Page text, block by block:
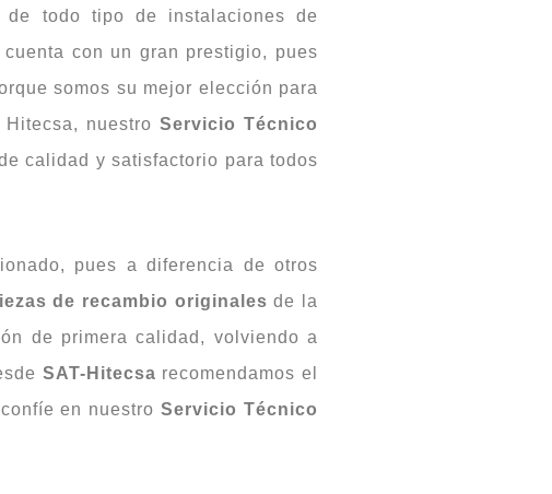
todo tipo de instalaciones de
cuenta con un gran prestigio, pues
somos su mejor elección para
nuestro Servicio Técnico
calidad y satisfactorio para todos
pues a diferencia de otros
de recambio originales de la
de primera calidad, volviendo a
SAT-Hitecsa recomendamos el
en nuestroServicio Técnico